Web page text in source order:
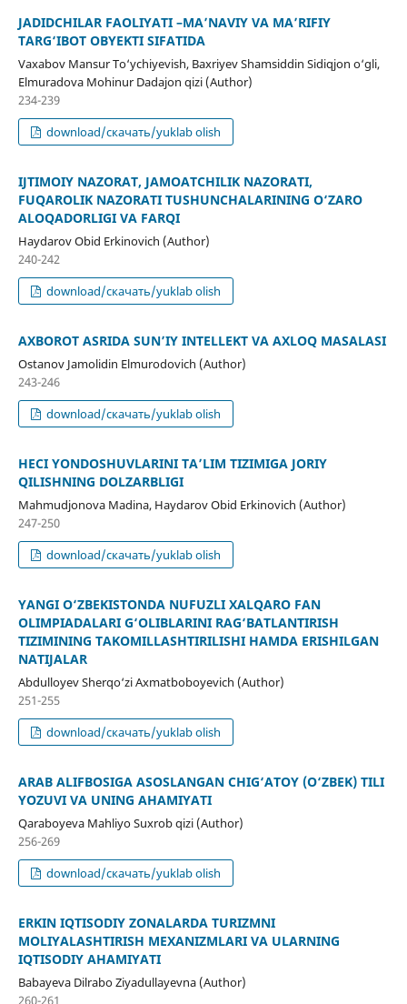
JADIDCHILAR FAOLIYATI –MA’NAVIY VA MA’RIFIY
TARG‘IBOT OBYEKTI SIFATIDA
Vaxabov Mansur To‘ychiyevish, Baxriyev Shamsiddin Sidiqjon o‘gli,
Elmuradova Mohinur Dadajon qizi (Author)
234-239
download/скачать/yuklab olish
IJTIMOIY NAZORAT, JAMOATCHILIK NAZORATI,
FUQAROLIK NAZORATI TUSHUNCHALARINING O‘ZARO
ALOQADORLIGI VA FARQI
Haydarov Obid Erkinovich (Author)
240-242
download/скачать/yuklab olish
AXBOROT ASRIDA SUN’IY INTELLEKT VA AXLOQ MASALASI
Ostanov Jamolidin Elmurodovich (Author)
243-246
download/скачать/yuklab olish
HECI YONDOSHUVLARINI TA’LIM TIZIMIGA JORIY
QILISHNING DOLZARBLIGI
Mahmudjonova Madina, Haydarov Obid Erkinovich (Author)
247-250
download/скачать/yuklab olish
YANGI O‘ZBEKISTONDA NUFUZLI XALQARO FAN
OLIMPIADALARI G‘OLIBLARINI RAG‘BATLANTIRISH
TIZIMINING TAKOMILLASHTIRILISHI HAMDA ERISHILGAN
NATIJALAR
Abdulloyev Sherqo‘zi Axmatboboyevich (Author)
251-255
download/скачать/yuklab olish
ARAB ALIFBOSIGA ASOSLANGAN CHIG‘ATOY (O‘ZBEK) TILI
YOZUVI VA UNING AHAMIYATI
Qaraboyeva Mahliyo Suxrob qizi (Author)
256-269
download/скачать/yuklab olish
ERKIN IQTISODIY ZONALARDA TURIZMNI
MOLIYALASHTIRISH MEXANIZMLARI VA ULARNING
IQTISODIY AHAMIYATI
Babayeva Dilrabo Ziyadullayevna (Author)
260-261